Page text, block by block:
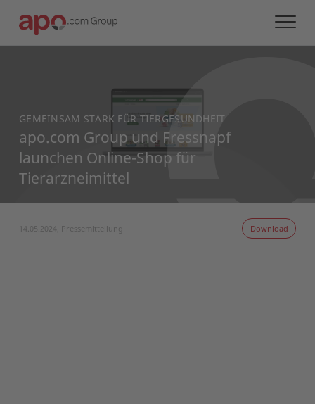
GEMEINSAM STARK FÜR TIERGESUNDHEIT
apo.com Group und Fressnapf
launchen Online-Shop für
Tierarzneimittel
14.05.2024, Pressemitteilung Download